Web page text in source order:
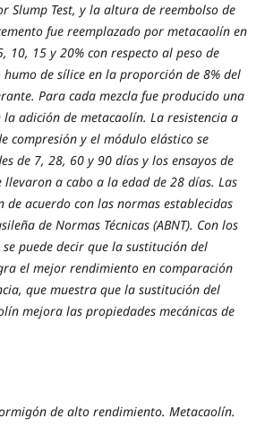
Slump Test, y la altura de reembolso de
fue reemplazado por metacaolín en
10, 15 y 20% con respecto al peso de
humo de sílice en la proporción de 8% del
Para cada mezcla fue producido una
adición de metacaolín. La resistencia a
compresión y el módulo elástico se
de 7, 28, 60 y 90 días y los ensayos de
llevaron a cabo a la edad de 28 días. Las
de acuerdo con las normas establecidas
de Normas Técnicas (ABNT). Con los
puede decir que la sustitución del
el mejor rendimiento en comparación
que muestra que la sustitución del
mejora las propiedades mecánicas de
de alto rendimiento. Metacaolín.